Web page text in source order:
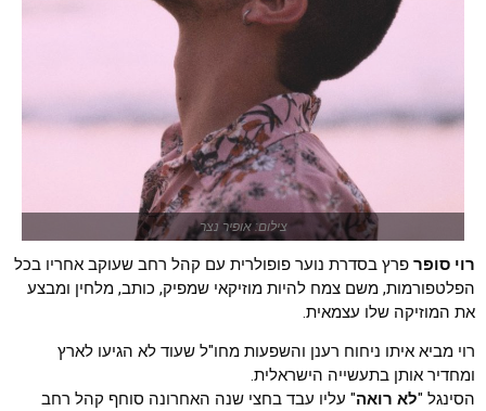
צילום: אופיר נצר
רוי סופר פרץ בסדרת נוער פופולרית עם קהל רחב שעוקב אחריו בכל
הפלטפורמות, משם צמח להיות מוזיקאי שמפיק, כותב, מלחין ומבצע
את המוזיקה שלו עצמאית.
רוי מביא איתו ניחוח רענן והשפעות מחו"ל שעוד לא הגיעו לארץ
ומחדיר אותן בתעשייה הישראלית.
הסינגל "לא רואה" עליו עבד בחצי שנה האחרונה סוחף קהל רחב